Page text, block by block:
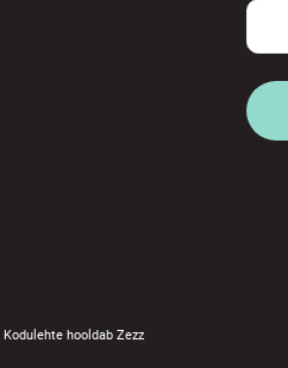
Kodulehte hooldab Zezz